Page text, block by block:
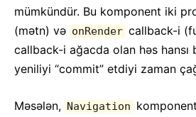
mümkündür. Bu komponent iki
(mətn) və onRender callback-i
callback-i ağacda olan həs hansı
yeniliyi “commit” etdiyi zaman
Məsələn, Navigation
ES6-sız React
JSX-siz React
Rekonsilyasiya
Ref-lər və DOM
Statik Tip Yoxlamaları